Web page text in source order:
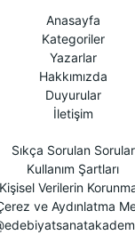
Anasayfa
Kategoriler
Yazarlar
Hakkımızda
Duyurular
İletişim
Sıkça Sorulan Sorular
Kullanım Şartları
Kişisel Verilerin
ve Aydınlatma